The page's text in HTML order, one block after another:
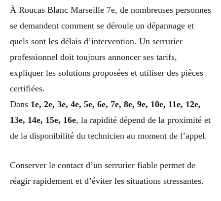
À Roucas Blanc Marseille 7e, de nombreuses personnes
se demandent comment se déroule un dépannage et
quels sont les délais d’intervention. Un serrurier
professionnel doit toujours annoncer ses tarifs,
expliquer les solutions proposées et utiliser des pièces
certifiées.
Dans 1e, 2e, 3e, 4e, 5e, 6e, 7e, 8e, 9e, 10e, 11e, 12e,
13e, 14e, 15e, 16e, la rapidité dépend de la proximité et
de la disponibilité du technicien au moment de l’appel.
Conserver le contact d’un serrurier fiable permet de
réagir rapidement et d’éviter les situations stressantes.